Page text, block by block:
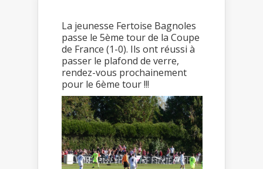
La jeunesse Fertoise Bagnoles
passe le 5ème tour de la Coupe
de France (1-0). Ils ont réussi à
passer le plafond de verre,
rendez-vous prochainement
pour le 6ème tour !!!